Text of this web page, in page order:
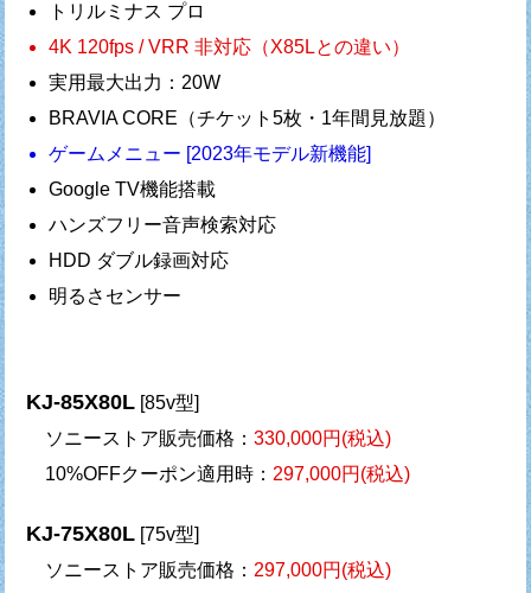
トリルミナス プロ
4K 120fps / VRR 非対応（X85Lとの違い）
実用最大出力：20W
BRAVIA CORE（チケット5枚・1年間見放題）
ゲームメニュー [2023年モデル新機能]
Google TV機能搭載
ハンズフリー音声検索対応
HDD ダブル録画対応
明るさセンサー
KJ-85X80L[85v型]
ソニーストア販売価格： 330,000円(税込)
10%OFFクーポン適用時： 297,000円(税込)
KJ-75X80L[75v型]
ソニーストア販売価格： 297,000円(税込)